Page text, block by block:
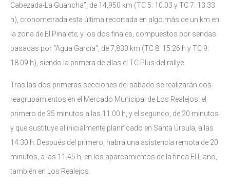
Cabezada-La Guancha”, de 14,950 km (TC 5: 10.03 y TC 7: 13.33
h), cronometrada esta última recortada en algo más de un km en
la zona de El Pinalete; y los dos finales, compuestos por sendas
pasadas por “Agua García”, de 7,830 km (TC 8: 15.26 h y TC 9:
18.09 h), siendo la primera de ellas el TC Plus del rallye.
Tras las dos primeras secciones del sábado se realizarán dos
reagrupamientos en el Mercado Municipal de Los Realejos: el
primero de 35 minutos a las 11.00 h, y el segundo, de 20 minutos
y que sustituye al inicialmente planificado en Santa Úrsula, a las
14.30 h. Después del primero, habrá una asistencia remota de 20
minutos, a las 11.45 h, en los aparcamientos de la finca El Llano,
también en Los Realejos.